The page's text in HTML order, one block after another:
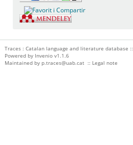
Traces : Catalan language and literature database ::
Powered by Inveniov1.1.6
Maintained by p.traces@uab.cat:: Legal note